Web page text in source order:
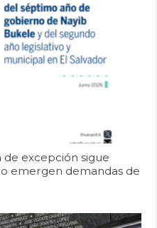
de excepción sigue
emergen demandas de